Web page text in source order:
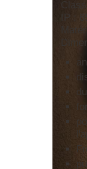
IP : 65